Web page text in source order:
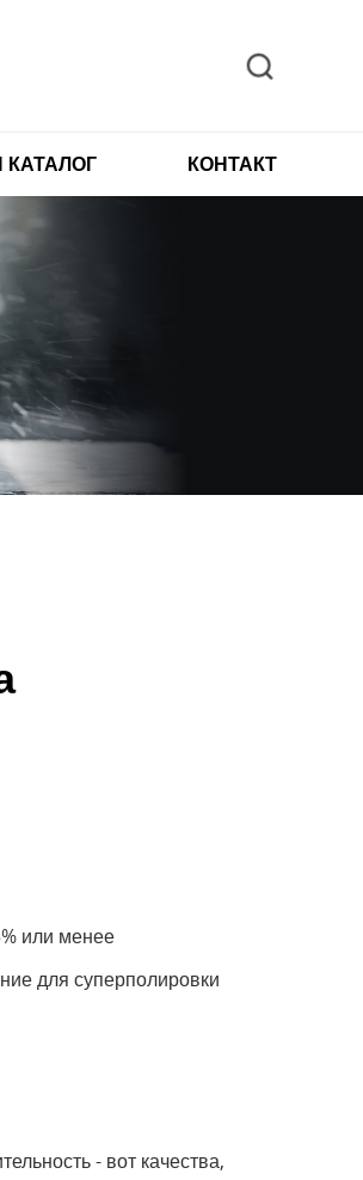
КОНТАКТ
или менее
для суперполировки
- вот качества,